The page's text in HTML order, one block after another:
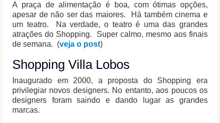
A praça de alimentação é boa, com ótimas opções,
apesar de não ser das maiores. Há também cinema e
um teatro. Na verdade, o teatro é uma das grandes
atrações do Shopping. Super calmo, mesmo aos finais
de semana. (veja o post)
Shopping Villa Lobos
Inaugurado em 2000, a proposta do Shopping era
privilegiar novos designers. No entanto, aos poucos os
designers foram saindo e dando lugar as grandes
marcas.